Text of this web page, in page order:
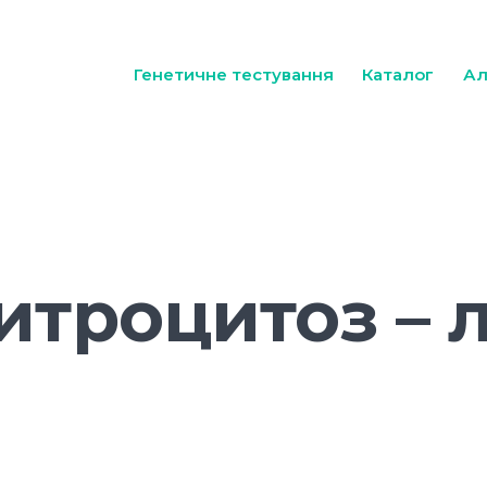
Генетичне тестування Каталог
–